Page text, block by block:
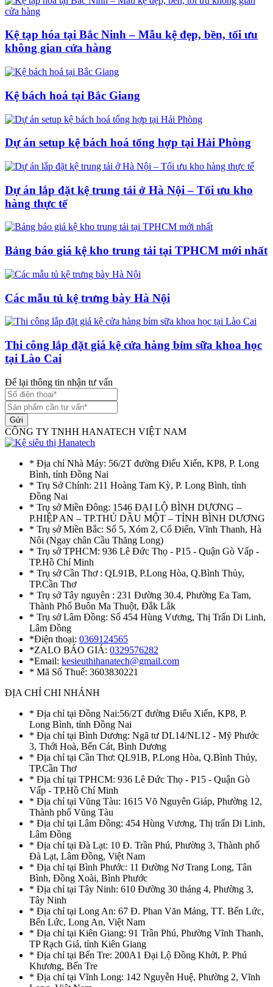
Kệ tạp hóa tại Bắc Ninh – Mẫu kệ đẹp, bền, tối ưu
không gian cửa hàng
Kệ bách hoá tại Bắc Giang
Dự án setup kệ bách hoá tổng hợp tại Hải Phòng
Dự án lắp đặt kệ trung tải ở Hà Nội – Tối ưu kho
hàng thực tế
Bảng báo giá kệ kho trung tải tại TPHCM mới nhất
Các mẫu tủ kệ trưng bày Hà Nội
Thi công lắp đặt giá kệ cửa hàng bỉm sữa khoa học
tại Lào Cai
Để lại thông tin nhận tư vấn
Gửi
CÔNG TY TNHH HANATECH VIỆT NAM
* Địa chỉ Nhà Máy: 56/2T đường Điểu Xiển, KP8, P. Long
Bình, tỉnh Đồng Nai
* Trụ Sở Chính: 211 Hoàng Tam Kỳ, P. Long Bình, tỉnh
Đồng Nai
* Trụ sở Miền Đông: 1546 ĐẠI LỘ BÌNH DƯƠNG –
P.HIỆP AN – TP.THỦ DẦU MỘT – TỈNH BÌNH DƯƠNG
* Trụ sở Miền Bắc: Số 5, Xóm 2, Cổ Điển, Vĩnh Thanh, Hà
Nôi (Ngay chân Cầu Thăng Long)
* Trụ sở TPHCM: 936 Lê Đức Thọ - P15 - Quận Gò Vấp -
TP.Hồ Chí Minh
* Trụ sở Cần Thơ : QL91B, P.Long Hòa, Q.Bình Thủy,
TP.Cần Thơ
* Trụ sở Tây nguyên : 231 Đường 30.4, Phường Ea Tam,
Thành Phố Buôn Ma Thuột, Đắk Lắk
* Trụ sở Lâm Đồng: Số 454 Hùng Vương, Thị Trấn Di Linh,
Lâm Đồng
*Điện thoại: 0369124565
*ZALO BÁO GIÁ: 0329576282
*Email: kesieuthihanatech@gmail.com
* Mã Số Thuế: 3603830221
ĐỊA CHỈ CHI NHÁNH
* Địa chỉ tại Đồng Nai:56/2T đường Điểu Xiển, KP8, P.
Long Bình, tỉnh Đồng Nai
* Địa chỉ tại Bình Dương: Ngã tư DL14/NL12 - Mỹ Phước
3, Thới Hoà, Bến Cát, Bình Dương
* Địa chỉ tại Cần Thơ: QL91B, P.Long Hòa, Q.Bình Thủy,
TP.Cần Thơ
* Địa chỉ tại TPHCM: 936 Lê Đức Thọ - P15 - Quận Gò
Vấp - TP.Hồ Chí Minh
* Địa chỉ tại Vũng Tàu: 1615 Võ Nguyên Giáp, Phường 12,
Thành phố Vũng Tàu
* Địa chỉ tại Lâm Đồng: 454 Hùng Vương, Thị trấn Di Linh,
Lâm Đồng
* Địa chỉ tại Đà Lạt: 10 Đ. Trần Phú, Phường 3, Thành phố
Đà Lạt, Lâm Đồng, Việt Nam
* Địa chỉ tại Bình Phước: 11 Đường Nơ Trang Long, Tân
Bình, Đồng Xoài, Bình Phước
* Địa chỉ tại Tây Ninh: 610 Đường 30 tháng 4, Phường 3,
Tây Ninh
* Địa chỉ tại Long An: 67 Đ. Phan Văn Mảng, TT. Bến Lức,
Bến Lức, Long An, Việt Nam
* Địa chỉ tại Kiên Giang: 91 Trần Phú, Phường Vĩnh Thanh,
TP Rạch Giá, tỉnh Kiên Giang
* Địa chỉ tại Bến Tre: 200A1 Đại Lộ Đồng Khởi, P. Phú
Khương, Bến Tre
* Địa chỉ tại Vĩnh Long: 142 Nguyễn Huệ, Phường 2, Vĩnh